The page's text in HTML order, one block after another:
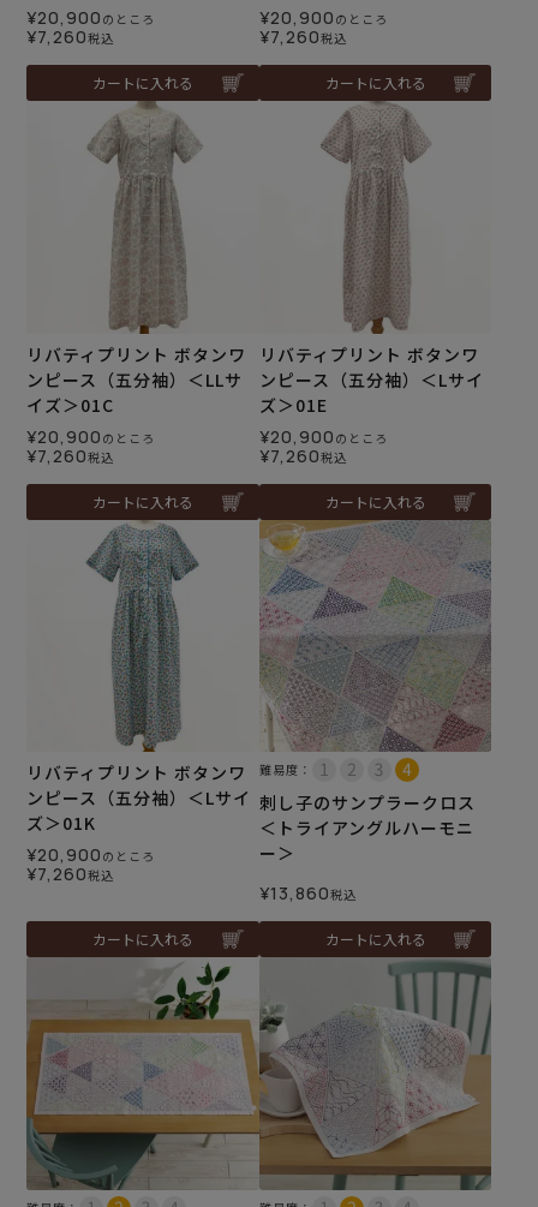
¥20,900 のところ
¥7,260税込
カートに入れる
¥20,900 のところ
¥7,260税込
カートに入れる
リバティプリント ボタンワ
ンピース（五分袖）＜LLサ
イズ＞01C
¥20,900 のところ
¥7,260税込
カートに入れる
リバティプリント ボタンワ
ンピース（五分袖）＜Lサイ
ズ＞01E
¥20,900 のところ
¥7,260税込
カートに入れる
リバティプリント ボタンワ
ンピース（五分袖）＜Lサイ
ズ＞01K
¥20,900 のところ
¥7,260税込
カートに入れる
難易度：
刺し子のサンプラークロス
＜トライアングルハーモニ
ー＞
¥13,860税込
カートに入れる